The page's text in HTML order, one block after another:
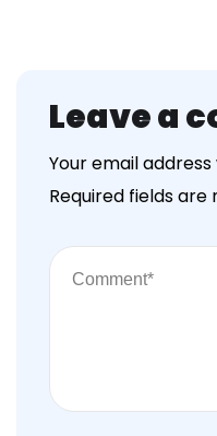
Leave a
Your email
Required fields are